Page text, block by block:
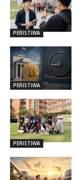
PERISTIWA
PERISTIWA
PERISTIWA